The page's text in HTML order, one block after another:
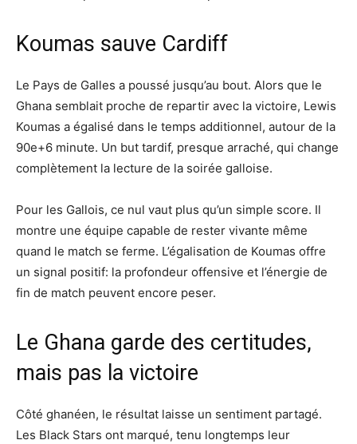
Koumas sauve Cardiff
Le Pays de Galles a poussé jusqu’au bout. Alors que le
Ghana semblait proche de repartir avec la victoire, Lewis
Koumas a égalisé dans le temps additionnel, autour de la
90e+6 minute. Un but tardif, presque arraché, qui change
complètement la lecture de la soirée galloise.
Pour les Gallois, ce nul vaut plus qu’un simple score. Il
montre une équipe capable de rester vivante même
quand le match se ferme. L’égalisation de Koumas offre
un signal positif: la profondeur offensive et l’énergie de
fin de match peuvent encore peser.
Le Ghana garde des certitudes,
mais pas la victoire
Côté ghanéen, le résultat laisse un sentiment partagé.
Les Black Stars ont marqué, tenu longtemps leur